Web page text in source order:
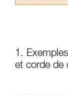
1.
et corde de